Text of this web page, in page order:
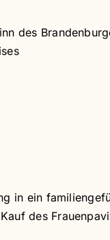
des
in ein
des